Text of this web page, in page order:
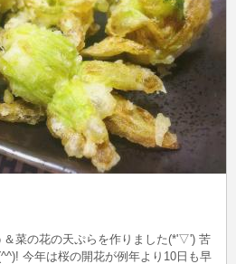
菜の花の天ぷらを作りました(*'▽') 苦
今年は桜の開花が例年より10日も早